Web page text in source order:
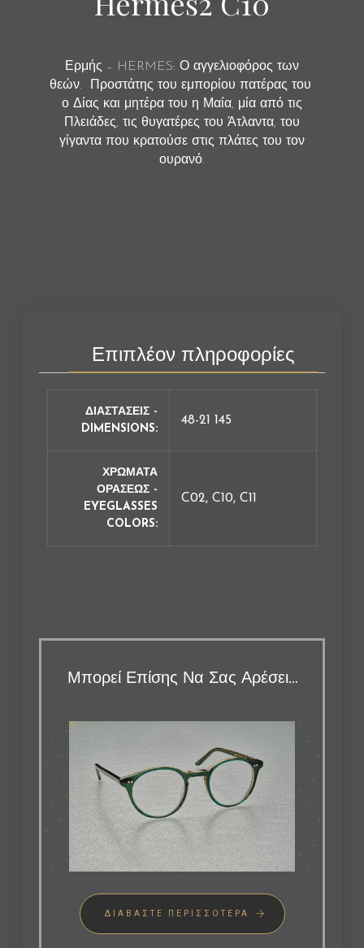
Ερμής – HERMES: Ο αγγελιοφόρος των
θεών.
Προστάτης του εμπορίου πατέρας του
ο Δίας και μητέρα του η Μαία, μία από τις
Πλειάδες, τις θυγατέρες του Άτλαντα, του
γίγαντα που κρατούσε στις πλάτες του τον
ουρανό.
Επιπλέον πληροφορίες
ΔΙΑΣΤΑΣΕΙΣ -
DIMENSIONS
48-21 145
ΧΡΩΜΑΤΑ
ΟΡΑΣΕΩΣ -
EYEGLASSES
COLORS
C02, C10, C11
Μπορεί Επίσης Να Σας Αρέσει…
ΔΙΑΒΆΣΤΕ ΠΕΡΙΣΣΌΤΕΡΑ